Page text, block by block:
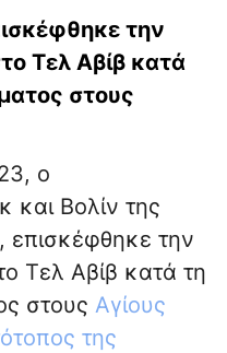
την
Τελ Αβίβ κατά
στους
ο
και Βολίν της
επισκέφθηκε την
Τελ Αβίβ κατά τη
στους Αγίους
της